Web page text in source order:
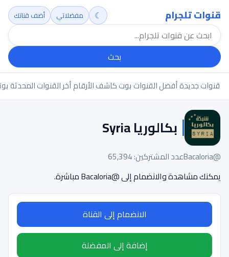
قنوات تلجرام
بحث
☾ مفضلاتي أضف قناتك
قنوات جديدةأفضل القنواتبوت كاشف الأرقامأخر القنوات المحدثة
بكالوريا Syria
@Bacaloria
عدد المشتركين: 65,394
يمكنك مشاهدة والانضمام إلى @Bacaloria مباشرة.
الانضمام إلى القناة
إضافة إلى المفضلة